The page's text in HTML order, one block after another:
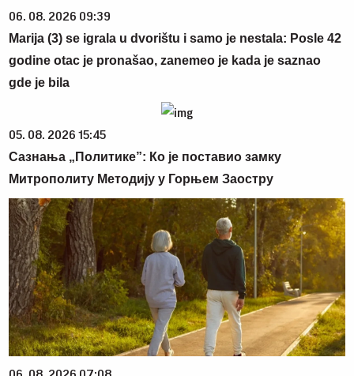
06. 08. 2026 09:39
Marija (3) se igrala u dvorištu i samo je nestala: Posle 42
godine otac je pronašao, zanemeo je kada je saznao
gde je bila
05. 08. 2026 15:45
Сазнања „Политике”: Ко је поставио замку
Митрополиту Методију у Горњем Заостру